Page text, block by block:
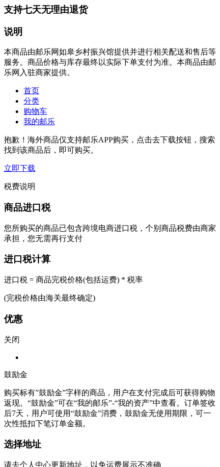
支持七天无理由退货
说明
本商品由邮乐网如皋乡村振兴馆提供并进行相关配送和售后等
服务。商品价格与库存最终以实际下单支付为准。本商品由邮
乐网入驻商家提供。
首页
分类
购物车
我的邮乐
抱歉！海外商品仅支持邮乐APP购买，点击去下载按钮，搜索
找到该商品后，即可购买。
立即下载
税费说明
商品进口税
您所购买的商品已包含跨境电商进口税，个别商品税费由商家
承担，您无需再行支付
进口税计算
进口税 = 商品完税价格(包括运费) * 税率
(完税价格由海关最终确定)
优惠
关闭
鼓励金
购买标有”鼓励金”字样的商品，用户在支付完成后可获得购物
返现。“鼓励金”可在“我的邮乐”-“我的资产”中查看。订单签收
后7天，用户可使用“鼓励金”消费，鼓励金无使用期限，可一
次性抵扣下笔订单金额。
选择地址
请去个人中心更新地址，以免运费展示不准确